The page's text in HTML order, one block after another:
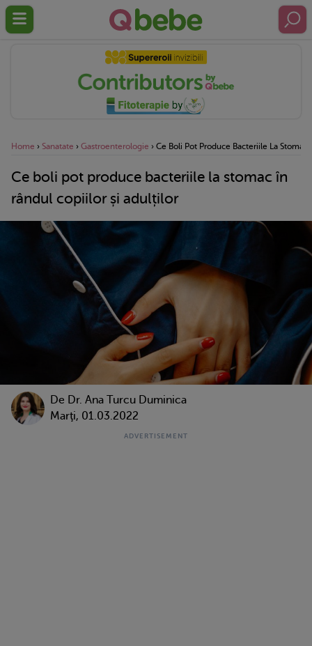
Home › Sanatate › Gastroenterologie › Ce Boli Pot Produce Bacteriile La
Ce boli pot produce bacteriile la stomac în
rândul copiilor și adulților
De Dr. Ana Turcu Duminica
Marţi, 01.03.2022